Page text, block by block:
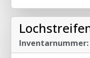
Inventarnummer: